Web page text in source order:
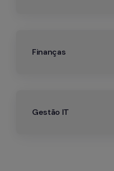
Finanças
Gestão IT